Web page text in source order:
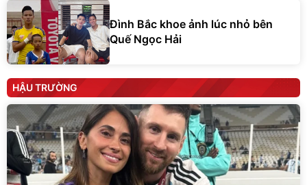
Đình Bắc khoe ảnh lúc nhỏ bên
Quế Ngọc Hải
HẬU TRƯỜNG